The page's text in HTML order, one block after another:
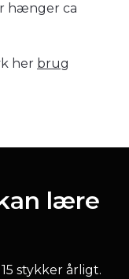
hænger ca
her brug
lære
stykker årligt.